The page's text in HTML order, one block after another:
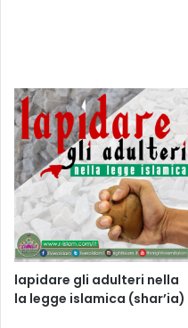
lapidare gli adulteri nella
la legge islamica (shar’ia)